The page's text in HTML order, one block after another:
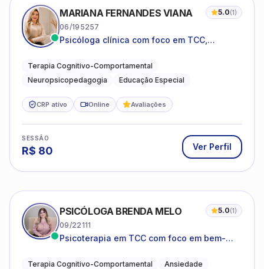
MARIANA FERNANDES VIANA 5.0(1)
06/195257
Psicóloga clínica com foco em TCC,
do neurodesenvolvimento.
Terapia Cognitivo-Comportamental
Neuropsicopedagogia
Educação Especial
CRP ativo Online Avaliações
SESSÃO
R$ 80 Ver Perfil
PSICÓLOGA BRENDA MELO 5.0(1)
09/22111
Psicoterapia em TCC com foco em bem-
o cotidiano
Terapia Cognitivo-Comportamental
Ansiedade